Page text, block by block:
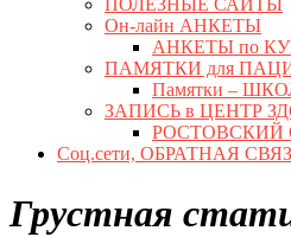
ПОЛЕЗНЫЕ САЙТЫ
Он-лайн АНКЕТЫ
АНКЕТЫ по
ПАМЯТКИ для
Памятки –
ЗАПИСЬ в ЦЕНТР
РОСТОВСКИЙ
Соц.сети, ОБРАТНАЯ
Button
Грустная